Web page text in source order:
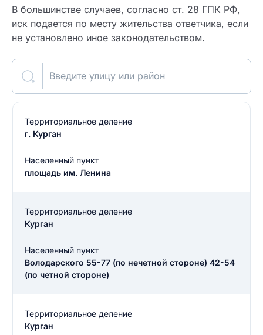
В большинстве случаев, согласно ст. 28 ГПК РФ,
иск подается по месту жительства ответчика, если
не установлено иное законодательством.
Введите улицу или район
Территориальное деление
г. Курган
Населенный пункт
площадь им. Ленина
Территориальное деление
Курган
Населенный пункт
Володарского 55-77 (по нечетной стороне) 42-54
(по четной стороне)
Территориальное деление
Курган